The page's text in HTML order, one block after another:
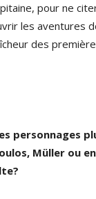
pour ne
les aventures
des
personnages
Müller ou